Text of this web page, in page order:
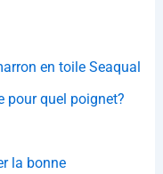
en toile Seaqual
pour quel poignet?
la bonne